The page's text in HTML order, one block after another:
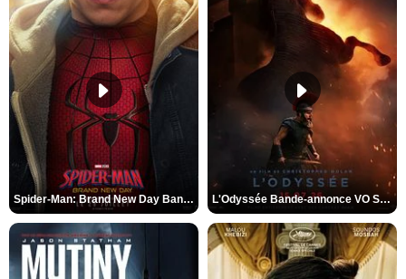
Spider-Man: Brand New Day Bande-annonce VO STFR L'Odyssée Bande-annonce VO STFR